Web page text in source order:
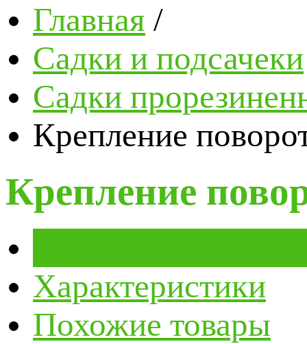
Главная /
Садки и подсачеки
Садки
Крепление
Крепление
Характеристики
Похожие товары